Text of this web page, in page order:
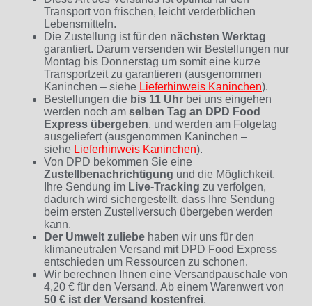
Transport von frischen, leicht verderblichen
Lebensmitteln.
Die Zustellung ist für den nächsten Werktag
garantiert. Darum versenden wir Bestellungen nur
Montag bis Donnerstag um somit eine kurze
Transportzeit zu garantieren (ausgenommen
Kaninchen – siehe Lieferhinweis Kaninchen).
Bestellungen die bis 11 Uhr bei uns eingehen
werden noch am selben Tag an DPD Food
Express übergeben, und werden am Folgetag
ausgeliefert (ausgenommen Kaninchen –
siehe Lieferhinweis Kaninchen).
Von DPD bekommen Sie eine
Zustellbenachrichtigung und die Möglichkeit,
Ihre Sendung im Live-Tracking zu verfolgen,
dadurch wird sichergestellt, dass Ihre Sendung
beim ersten Zustellversuch übergeben werden
kann.
Der Umwelt zuliebe haben wir uns für den
klimaneutralen Versand mit DPD Food Express
entschieden um Ressourcen zu schonen.
Wir berechnen Ihnen eine Versandpauschale von
4,20 € für den Versand. Ab einem Warenwert von
50 € ist der Versand kostenfrei.